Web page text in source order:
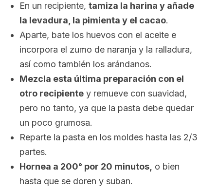
En un recipiente, tamiza la harina y añade
la levadura, la pimienta y el cacao.
Aparte, bate los huevos con el aceite e
incorpora el zumo de naranja y la ralladura,
así como también los arándanos.
Mezcla esta última preparación con el
otro recipiente y remueve con suavidad,
pero no tanto, ya que la pasta debe quedar
un poco grumosa.
Reparte la pasta en los moldes hasta las 2/3
partes.
Hornea a 200° por 20 minutos, o bien
hasta que se doren y suban.